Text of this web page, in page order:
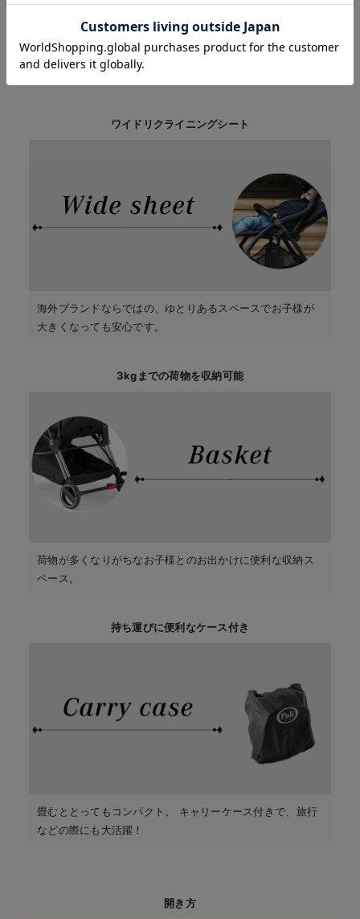
フラットシートに。シートは無段階調節で、お好きな位置
に調節できます。
ワイドリクライニングシート
海外ブランドならではの、ゆとりあるスペースでお子様が
大きくなっても安心です。
3kgまでの荷物を収納可能
荷物が多くなりがちなお子様とのお出かけに便利な収納ス
ペース。
持ち運びに便利なケース付き
畳むととってもコンパクト。 キャリーケース付きで、旅行
などの際にも大活躍！
開き方
お気に入り商品を確認する